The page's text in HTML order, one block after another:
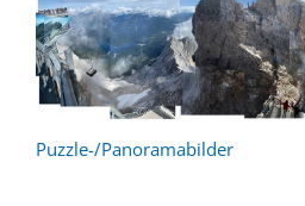
Puzzle-/Panoramabilder